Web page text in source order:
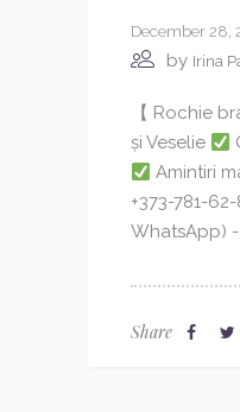
December 28,
by Irina
【 Rochie
și Veselie
Amintiri
+373-781-
WhatsApp) -
Share